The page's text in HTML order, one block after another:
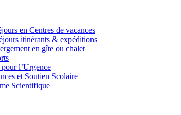
en Centres de vacances
itinérants & expéditions
en gîte ou chalet
pour l’Urgence
et Soutien Scolaire
Scientifique